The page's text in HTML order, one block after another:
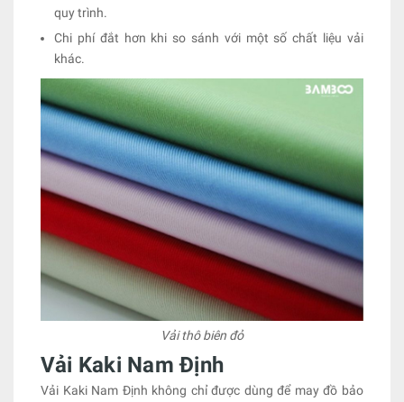
quy trình.
Chi phí đắt hơn khi so sánh với một số chất liệu vải
khác.
Vải thô biên đỏ
Vải Kaki Nam Định
Vải Kaki Nam Định không chỉ được dùng để may đồ bảo